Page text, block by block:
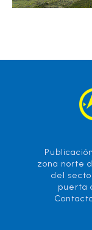
zona norte
del
puerta